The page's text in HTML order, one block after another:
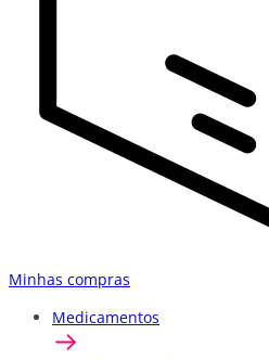
Minhas compras
Medicamentos